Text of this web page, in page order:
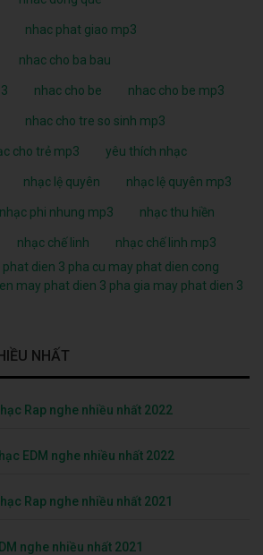
nhac phat giao mp3
nhac cho ba bau
nhac cho be nhac cho be mp3
nhac cho tre so sinh mp3
cho trẻ mp3 yêu thích nhạc
nhạc lệ quyên nhạc lệ quyên mp3
nhạc phi nhung mp3 nhạc thu hiền
nhạc chế linh
nhạc chế linh mp3
phat dien 3 pha cu may phat dien cong
may phat dien 3 pha gia may phat dien 3
NHẤT
Rap nghe nhiều nhất 2022
EDM nghe nhiều nhất 2022
Rap nghe nhiều nhất 2021
nghe nhiều nhất 2021